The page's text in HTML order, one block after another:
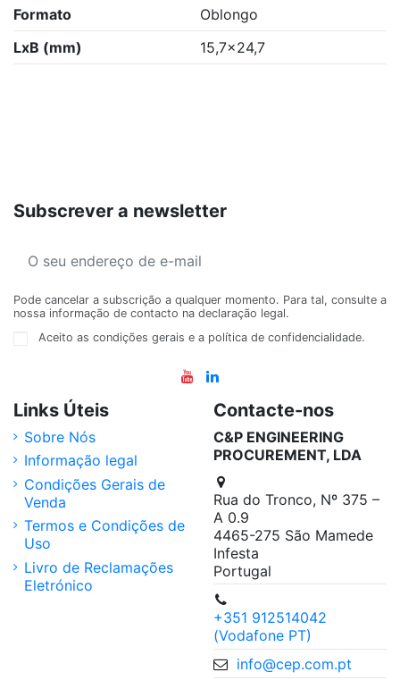
Formato
Oblongo
LxB (mm)
15,7x24,7
Subscrever a newsletter
Pode cancelar a subscrição a qualquer momento. Para tal, consulte a
nossa informação de contacto na declaração legal.
Aceito as condições gerais e a política de confidencialidade.
Links Úteis
Sobre Nós
Informação legal
Condições Gerais de
Venda
Termos e Condições de
Uso
Livro de Reclamações
Eletrónico
Contacte-nos
C&P ENGINEERING
PROCUREMENT, LDA
Rua do Tronco, Nº 375 –
A 0.9
4465-275 São Mamede
Infesta
Portugal
+351 912514042
(Vodafone PT)
info@cep.com.pt